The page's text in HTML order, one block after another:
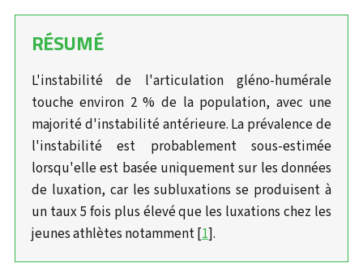
RÉSUMÉ
L'instabilité de l'articulation gléno-humérale
touche environ 2 % de la population, avec une
majorité d'instabilité antérieure. La prévalence de
l'instabilité est probablement sous-estimée
lorsqu'elle est basée uniquement sur les données
de luxation, car les subluxations se produisent à
un taux 5 fois plus élevé que les luxations chez les
jeunes athlètes notamment [1].